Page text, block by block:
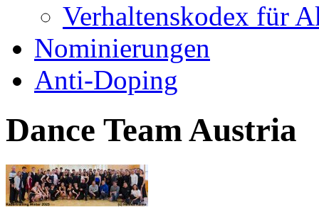
Verhaltenskodex für
Nominierungen
Anti-Doping
Dance Team Austria